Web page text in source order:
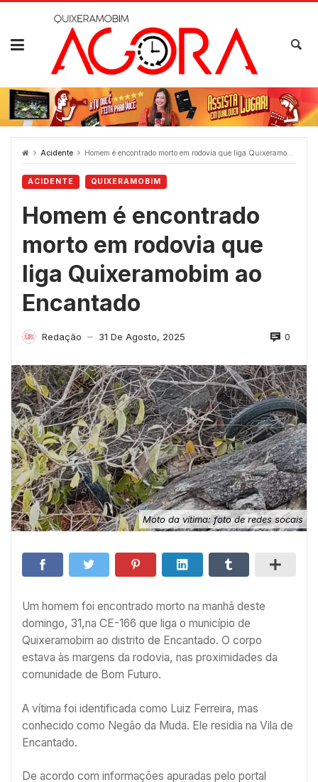
Skip
Acidente Homem é encontrado morto em rodovia que liga Quixeramobim ao Encantado
ACIDENTE QUIXERAMOBIM
Homem é encontrado
morto em rodovia que
liga Quixeramobim ao
Encantado
Redação — 31 De Agosto, 2025 0
Moto da vítima: foto de redes socais
Um homem foi encontrado morto na manhã deste
domingo, 31,na CE-166 que liga o município de
Quixeramobim ao distrito de Encantado. O corpo
estava às margens da rodovia, nas proximidades da
comunidade de Bom Futuro.
A vítima foi identificada como Luiz Ferreira, mas
conhecido como Negão da Muda. Ele residia na Vila de
Encantado.
De acordo com informações apuradas pelo portal